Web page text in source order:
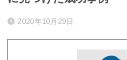
2020年10月29日